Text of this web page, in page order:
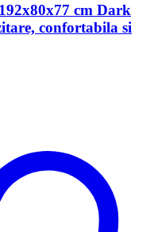
cm Dark
confortabila si